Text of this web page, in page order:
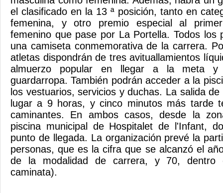
el clasificado en la 13 ª posición, tanto en
femenina, y otro premio especial al
femenino que pase por La Portella. Todos los
una camiseta conmemorativa de la carrera.
atletas dispondrán de tres avituallamientos
almuerzo popular en llegar a la meta
guardarropa. También podrán acceder a la
los vestuarios, servicios y duchas. La salida
lugar a 9 horas, y cinco minutos más tarde
caminantes. En ambos casos, desde la
piscina municipal de Hospitalet de l'Infant,
punto de llegada. La organización prevé la
personas, que es la cifra que se alcanzó el
de la modalidad de carrera, y 70, dentro
caminata).